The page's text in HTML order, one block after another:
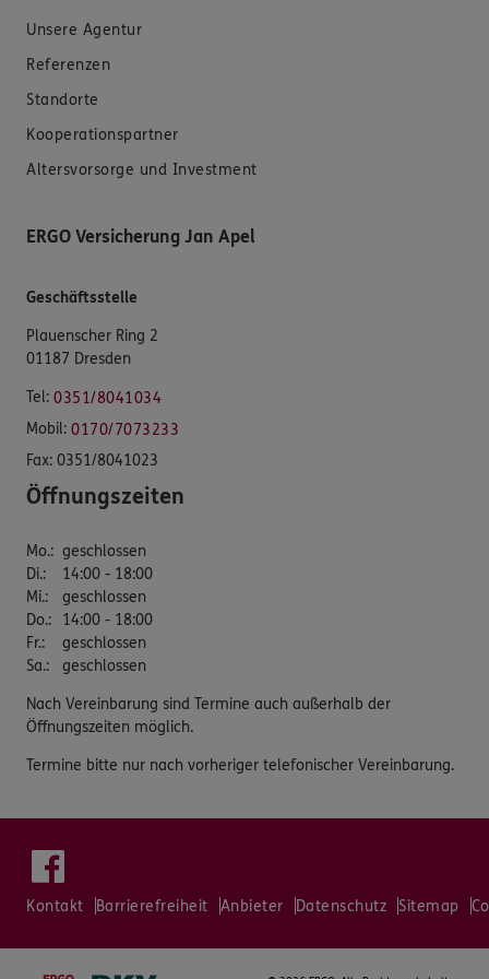
Unsere Agentur
Referenzen
Standorte
Kooperationspartner
Altersvorsorge und Investment
ERGO Versicherung Jan Apel
Geschäftsstelle
Plauenscher Ring 2
01187 Dresden
Tel: 0351/8041034
Mobil: 0170/7073233
Fax: 0351/8041023
Öffnungszeiten
Mo.: geschlossen
Di.:
14:00 - 18:00
Mi.:
geschlossen
Do.:
14:00 - 18:00
Fr.:
geschlossen
Sa.: geschlossen
Nach Vereinbarung sind Termine auch außerhalb der
Öffnungszeiten möglich.
Termine bitte nur nach vorheriger telefonischer Vereinbarung.
Kontakt Barrierefreiheit Anbieter Datenschutz Sitemap